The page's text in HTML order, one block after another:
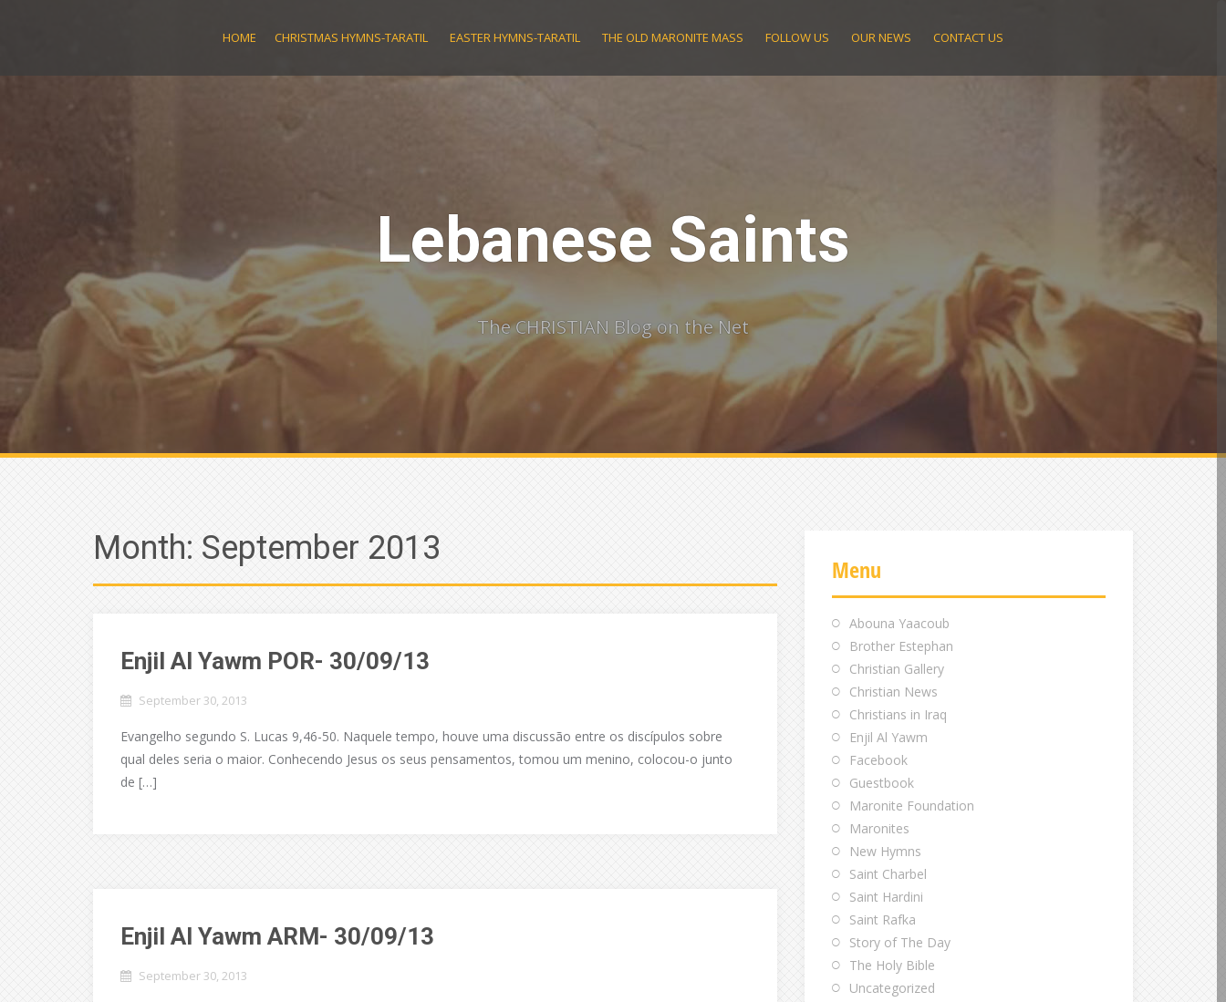
HOME CHRISTMAS HYMNS-TARATIL EASTER HYMNS-TARATIL THE OLD MARONITE MASS FOLLOW US OUR NEWS CONTACT US
Lebanese Saints
The CHRISTIAN Blog on the Net
Month: September 2013
Enjil Al Yawm POR- 30/09/13
September 30, 2013
Evangelho segundo S. Lucas 9,46-50. Naquele tempo, houve uma discussão entre os discípulos sobre
qual deles seria o maior. Conhecendo Jesus os seus pensamentos, tomou um menino, colocou-o junto
de […]
Enjil Al Yawm ARM- 30/09/13
September 30, 2013
Menu
Abouna Yaacoub
Brother Estephan
Christian Gallery
Christian News
Christians in Iraq
Enjil Al Yawm
Facebook
Guestbook
Maronite Foundation
Maronites
New Hymns
Saint Charbel
Saint Hardini
Saint Rafka
Story of The Day
The Holy Bible
Uncategorized